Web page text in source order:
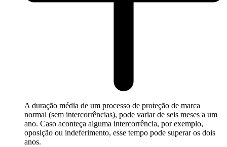
A duração média de um processo de proteção de marca
normal (sem intercorrências), pode variar de seis meses a um
ano. Caso aconteça alguma intercorrência, por exemplo,
oposição ou indeferimento, esse tempo pode superar os dois
anos.